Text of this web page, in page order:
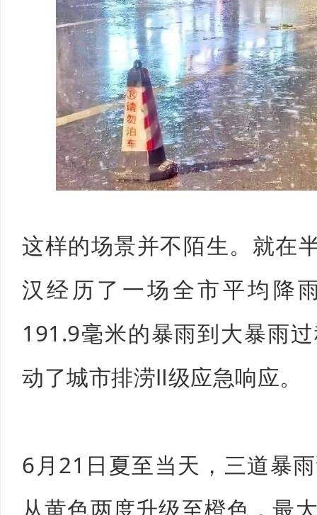
这样的场景并不陌生。就在
汉经历了一场全市平均降
191.9毫米的暴雨到大暴雨
动了城市排涝Ⅱ级应急响应。
6月21日夏至当天，三道暴
从黄色两度升级至橙色，最